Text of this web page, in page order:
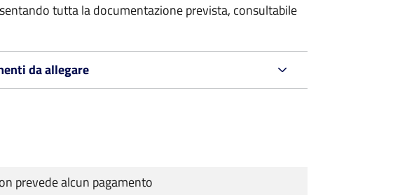
tutta la documentazione prevista, consultabile
da allegare
prevede alcun pagamento